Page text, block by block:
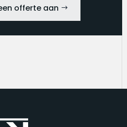
offerte aan